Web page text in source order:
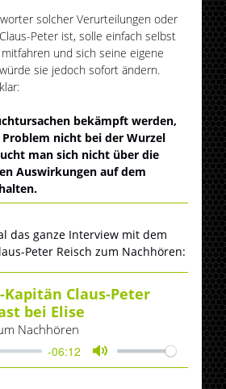
solcher Verurteilungen oder
Peter ist, solle einfach selbst
mitfahren und sich seine eigene
würde sie jedoch sofort ändern.
bekämpft werden,
Problem nicht bei der Wurzel
man sich nicht über die
Auswirkungen auf dem
das ganze Interview mit dem
Peter Reisch zum Nachhören:
Kapitän Claus-Peter
bei Elise
Nachhören
-06:12
Mute